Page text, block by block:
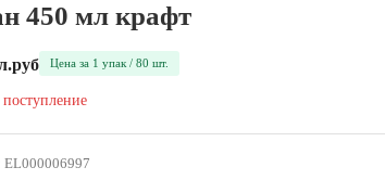
450 мл крафт
Цена за 1 упак / 80 шт.
EL000006997